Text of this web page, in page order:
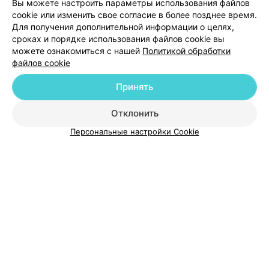
Добавить компанию
Вы можете настроить параметры использования файлов
cookie или изменить свое согласие в более позднее время.
Для получения дополнительной информации о целях,
сроках и порядке использования файлов cookie вы
можете ознакомиться с нашей Политикой обработки
файлов cookie
Отклонить
Принять
Персональные настройки Cookie